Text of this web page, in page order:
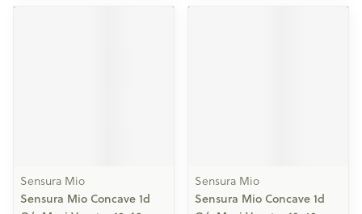
Sensura Mio
Sensura Mio Concave 1d
Sensura Mio
Sensura Mio Concave 1d